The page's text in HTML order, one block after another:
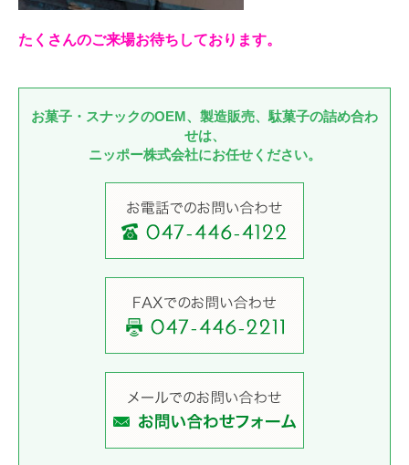
たくさんのご来場お待ちしております。
お菓子・スナックのOEM、製造販売、駄菓子の詰め合わ
せは、
ニッポー株式会社にお任せください。